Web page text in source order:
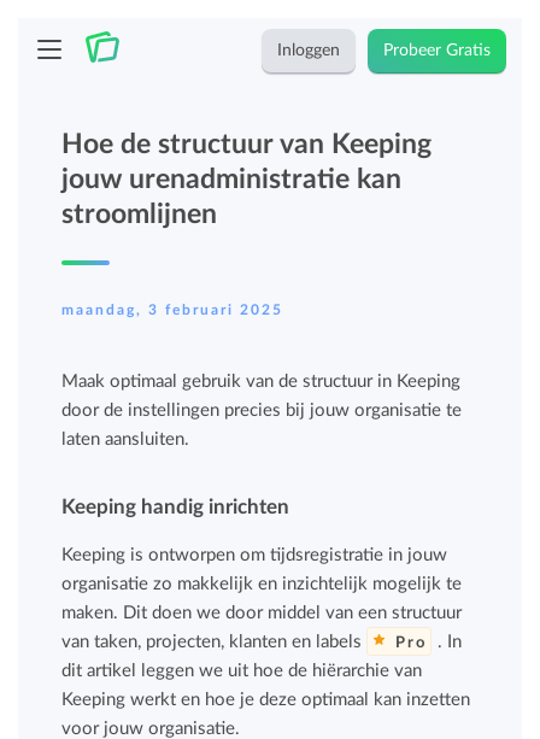
Inloggen Probeer Gratis
Hoe de structuur van Keeping
jouw urenadministratie kan
stroomlijnen
maandag, 3 februari 2025
Maak optimaal gebruik van de structuur in Keeping
door de instellingen precies bij jouw organisatie te
laten aansluiten.
Keeping handig inrichten
Keeping is ontworpen om tijdsregistratie in jouw
organisatie zo makkelijk en inzichtelijk mogelijk te
maken. Dit doen we door middel van een structuur
van taken, projecten, klanten en labels
Pro
. In
dit artikel leggen we uit hoe de hiërarchie van
Keeping werkt en hoe je deze optimaal kan inzetten
voor jouw organisatie.